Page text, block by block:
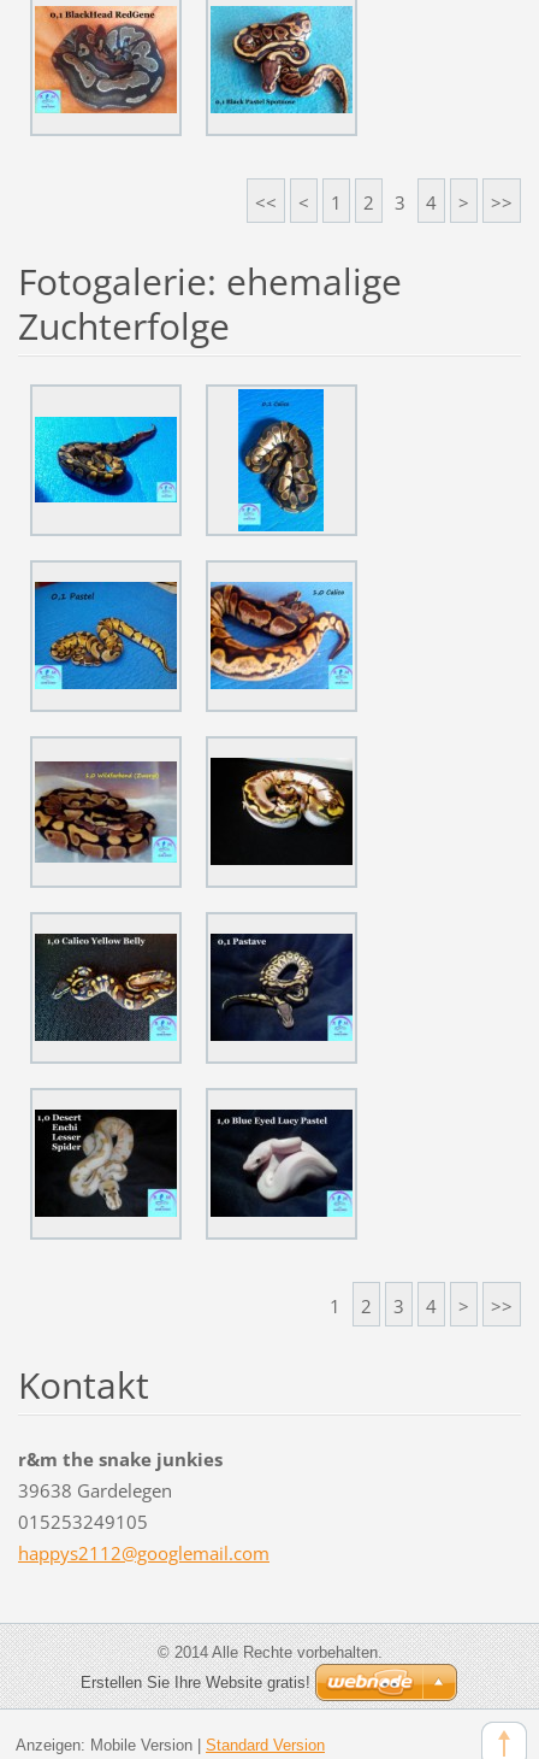
<< < 1 2 3 4 > >>
Fotogalerie: ehemalige
Zuchterfolge
1 2 3 4 > >>
Kontakt
r&m the snake junkies
39638 Gardelegen
015253249105
happys21 12@googlemail.com
© 2014 Alle Rechte vorbehalten.
Erstellen Sie Ihre Website gratis!
Anzeigen: Mobile Version| Standard Version